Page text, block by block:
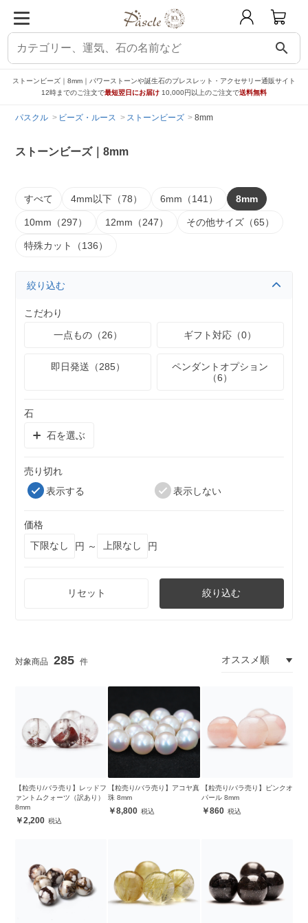
search
ストーンビーズ｜8mm｜パワーストーンや誕生石のブレスレット・アクセサリー通販サイト
12時までのご注文で最短翌日にお届け 10,000円以上のご注文で送料無料
パスクル ビーズ・ルース ストーンビーズ 8mm
ストーンビーズ｜8mm
すべて 4mm以下（78） 6mm（141） 8mm
10mm（297） 12mm（247） その他サイズ（65）
特殊カット（136）
絞り込む
こだわり
一点もの（26）
ギフト対応（0）
即日発送（285）
ペンダントオプション
（6）
石
石を選ぶ
売り切れ
表示する
表示しない
価格
円 ～
円
リセット 絞り込む
285
【粒売り/バラ売り】レッドフ
ァントムクォーツ（訳あり）
8mm
2,200
【粒売り/バラ売り】アコヤ真
珠 8mm
8,800
【粒売り/バラ売り】ピンクオ
パール 8mm
860